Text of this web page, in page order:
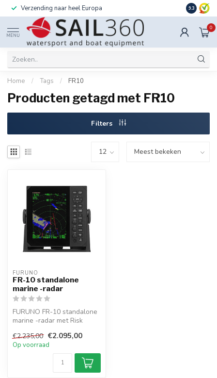
Verzending naar heel Europa Ook
9.3
MENU
0
Home / Tags / FR10
Producten getagd met FR10
Filters
FURUNO
FR-10 standalone
marine -radar
FURUNO FR-10 standalone
marine -radar met Risk
gegevens va...
€2.235,00 €2.095,00
Op voorraad